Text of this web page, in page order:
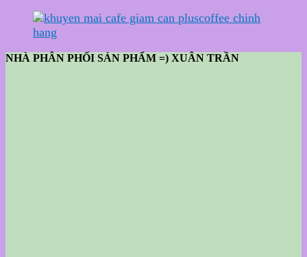
NHÀ PHÂN PHỐI SẢN PHẨM =) XUÂN TRẦN